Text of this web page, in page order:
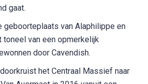
gaat.
geboorteplaats van Alaphilippe en
toneel van een opmerkelijk
door Cavendish.
het Centraal Massief naar